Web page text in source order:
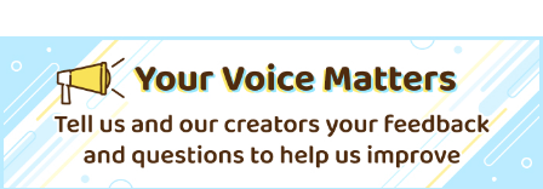
ナーを 2
KADOKAWA
858円（税込）
サンプル
ち晴れ 1
KADOKAWA
858
サンプル
スタンド（茜色に染ま
KADOKAWA
1,870 円（税込）
サンプル
る瞬間 5
KADOKAWA
836円（税込）
サンプル
る瞬間 4
KADOKAWA
サンプル
る瞬間 3
KADOKAWA
836 （税込）
サンプル